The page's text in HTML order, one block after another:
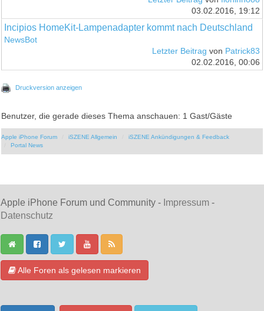
03.02.2016, 19:12
Incipios HomeKit-Lampenadapter kommt nach Deutschland
NewsBot
Letzter Beitrag von Patrick83
02.02.2016, 00:06
Druckversion anzeigen
Benutzer, die gerade dieses Thema anschauen: 1 Gast/Gäste
Apple iPhone Forum iSZENE Allgemein
iSZENE Ankündigungen & Feedback
Portal News
Apple iPhone Forum und Community - Impressum -
Datenschutz
Alle Foren als gelesen markieren